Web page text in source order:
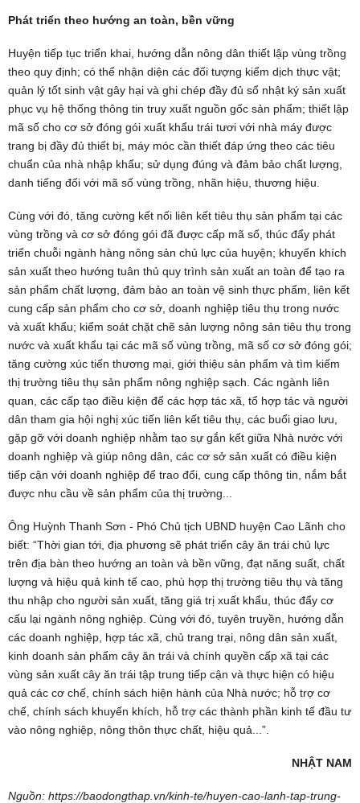
Phát triển theo hướng an toàn, bền vững
Huyện tiếp tục triển khai, hướng dẫn nông dân thiết lập vùng trồng
theo quy định; có thể nhận diện các đối tượng kiểm dịch thực vật;
quản lý tốt sinh vật gây hại và ghi chép đầy đủ sổ nhật ký sản xuất
phục vụ hệ thống thông tin truy xuất nguồn gốc sản phẩm; thiết lập
mã số cho cơ sở đóng gói xuất khẩu trái tươi với nhà máy được
trang bị đầy đủ thiết bị, máy móc cần thiết đáp ứng theo các tiêu
chuẩn của nhà nhập khẩu; sử dụng đúng và đảm bảo chất lượng,
danh tiếng đối với mã số vùng trồng, nhãn hiệu, thương hiệu.
Cùng với đó, tăng cường kết nối liên kết tiêu thụ sản phẩm tại các
vùng trồng và cơ sở đóng gói đã được cấp mã số, thúc đẩy phát
triển chuỗi ngành hàng nông sản chủ lực của huyện; khuyến khích
sản xuất theo hướng tuân thủ quy trình sản xuất an toàn để tạo ra
sản phẩm chất lượng, đảm bảo an toàn vệ sinh thực phẩm, liên kết
cung cấp sản phẩm cho cơ sở, doanh nghiệp tiêu thụ trong nước
và xuất khẩu; kiểm soát chặt chẽ sản lượng nông sản tiêu thụ trong
nước và xuất khẩu tại các mã số vùng trồng, mã số cơ sở đóng gói;
tăng cường xúc tiến thương mại, giới thiệu sản phẩm và tìm kiếm
thị trường tiêu thụ sản phẩm nông nghiệp sạch. Các ngành liên
quan, các cấp tạo điều kiện để các hợp tác xã, tổ hợp tác và người
dân tham gia hội nghị xúc tiến liên kết tiêu thụ, các buổi giao lưu,
gặp gỡ với doanh nghiệp nhằm tạo sự gắn kết giữa Nhà nước với
doanh nghiệp và giúp nông dân, các cơ sở sản xuất có điều kiện
tiếp cận với doanh nghiệp để trao đổi, cung cấp thông tin, nắm bắt
được nhu cầu về sản phẩm của thị trường...
Ông Huỳnh Thanh Sơn - Phó Chủ tịch UBND huyện Cao Lãnh cho
biết: “Thời gian tới, địa phương sẽ phát triển cây ăn trái chủ lực
trên địa bàn theo hướng an toàn và bền vững, đạt năng suất, chất
lượng và hiệu quả kinh tế cao, phù hợp thị trường tiêu thụ và tăng
thu nhập cho người sản xuất, tăng giá trị xuất khẩu, thúc đẩy cơ
cấu lại ngành nông nghiệp. Cùng với đó, tuyên truyền, hướng dẫn
các doanh nghiệp, hợp tác xã, chủ trang trại, nông dân sản xuất,
kinh doanh sản phẩm cây ăn trái và chính quyền cấp xã tại các
vùng sản xuất cây ăn trái tập trung tiếp cận và thực hiện có hiệu
quả các cơ chế, chính sách hiện hành của Nhà nước; hỗ trợ cơ
chế, chính sách khuyến khích, hỗ trợ các thành phần kinh tế đầu tư
vào nông nghiệp, nông thôn thực chất, hiệu quả...”.
NHẬT NAM
Nguồn: https://baodongthap.vn/kinh-te/huyen-cao-lanh-tap-trung-